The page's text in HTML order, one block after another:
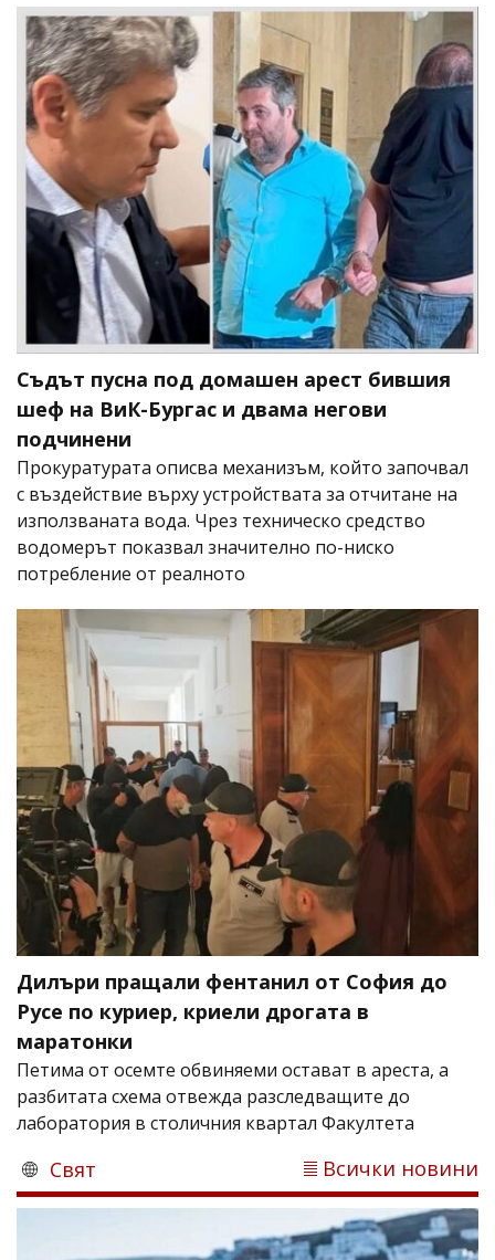
Съдът пусна под домашен арест бившия
шеф на ВиК-Бургас и двама негови
подчинени
Прокуратурата описва механизъм, който започвал
с въздействие върху устройствата за отчитане на
използваната вода. Чрез техническо средство
водомерът показвал значително по-ниско
потребление от реалното
Дилъри пращали фентанил от София до
Русе по куриер, криели дрогата в
маратонки
Петима от осемте обвиняеми остават в ареста, а
разбитата схема отвежда разследващите до
лаборатория в столичния квартал Факултета
Свят Всички новини